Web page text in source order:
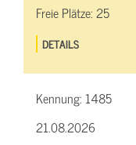
Freie Plätze:25
DETAILS
Kennung: 1485
21.08.2026